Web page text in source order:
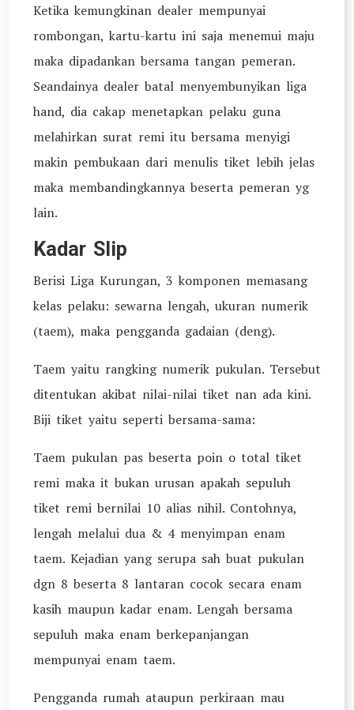
Ketika kemungkinan dealer mempunyai
rombongan, kartu-kartu ini saja menemui maju
maka dipadankan bersama tangan pemeran.
Seandainya dealer batal menyembunyikan liga
hand, dia cakap menetapkan pelaku guna
melahirkan surat remi itu bersama menyigi
makin pembukaan dari menulis tiket lebih jelas
maka membandingkannya beserta pemeran yg
lain.
Kadar Slip
Berisi Liga Kurungan, 3 komponen memasang
kelas pelaku: sewarna lengah, ukuran numerik
(taem), maka pengganda gadaian (deng).
Taem yaitu rangking numerik pukulan. Tersebut
ditentukan akibat nilai-nilai tiket nan ada kini.
Biji tiket yaitu seperti bersama-sama:
Taem pukulan pas beserta poin o total tiket
remi maka it bukan urusan apakah sepuluh
tiket remi bernilai 10 alias nihil. Contohnya,
lengah melalui dua & 4 menyimpan enam
taem. Kejadian yang serupa sah buat pukulan
dgn 8 beserta 8 lantaran cocok secara enam
kasih maupun kadar enam. Lengah bersama
sepuluh maka enam berkepanjangan
mempunyai enam taem.
Pengganda rumah ataupun perkiraan mau